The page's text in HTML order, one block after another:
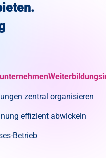
zentral organisieren
effizient abwickeln
Betrieb